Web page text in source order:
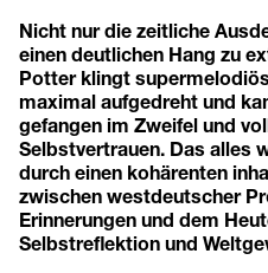
Nicht nur die zeitliche
einen deutlichen Hang zu
Potter klingt
maximal aufgedreht und
gefangen im Zweifel und
Selbstvertrauen. Das alles
durch einen kohärenten
zwischen westdeutscher
Erinnerungen und dem
Selbstreflektion und